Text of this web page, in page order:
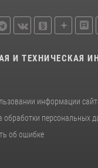
И ТЕХНИЧЕСКАЯ
информации
обработки персональных
об ошибке